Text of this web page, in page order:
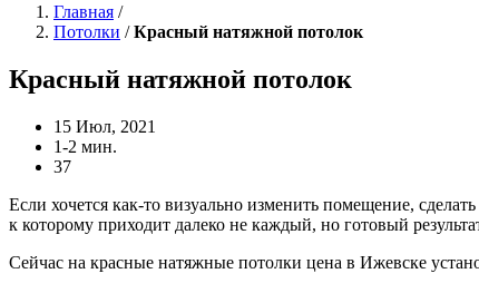
Главная /
Потолки /Красный натяжной потолок
Красный натяжной потолок
15 Июл, 2021
1-2 мин.
37
Если хочется как-то визуально изменить помещение,
к которому приходит далеко не каждый, но готовый
Сейчас на красные натяжные потолки цена в Ижевске